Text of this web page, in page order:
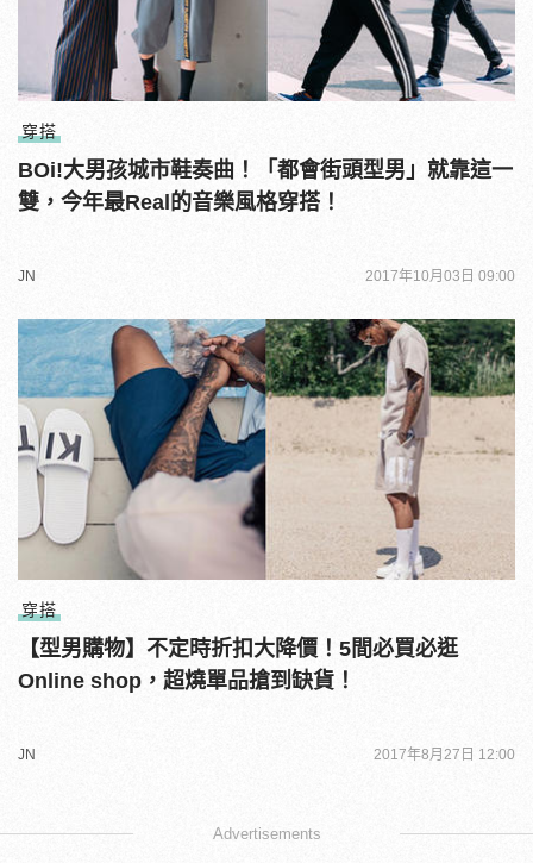
穿搭
BOi!大男孩城市鞋奏曲！「都會街頭型男」就靠這一
雙，今年最Real的音樂風格穿搭！
JN 2017年10月03日 09:00
穿搭
【型男購物】不定時折扣大降價！5間必買必逛
Online shop，超燒單品搶到缺貨！
JN 2017年8月27日 12:00
Advertisements